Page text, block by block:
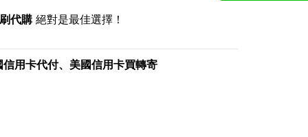
代購絕對是最佳選擇！
信用卡代付、 美國信用卡買轉寄